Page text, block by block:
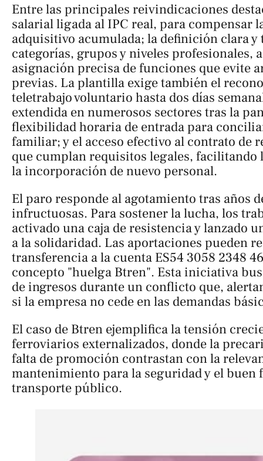
Entre las principales reivindicaciones
salarial ligada al IPC real, para compensar
adquisitivo acumulada; la definición clara y
categorías, grupos y niveles profesionales,
asignación precisa de funciones que evite
previas. La plantilla exige también el
teletrabajo voluntario hasta dos días
extendida en numerosos sectores tras la
flexibilidad horaria de entrada para
familiar; y el acceso efectivo al contrato de
que cumplan requisitos legales,
la incorporación de nuevo personal.
El paro responde al agotamiento tras años
infructuosas. Para sostener la lucha, los
activado una caja de resistencia y lanzado
a la solidaridad. Las aportaciones pueden
transferencia a la cuenta ES54 3058 2348
concepto "huelga Btren". Esta iniciativa
de ingresos durante un conflicto que,
si la empresa no cede en las demandas
El caso de Btren ejemplifica la tensión
ferroviarios externalizados, donde la
falta de promoción contrastan con la
mantenimiento para la seguridad y el
transporte público.